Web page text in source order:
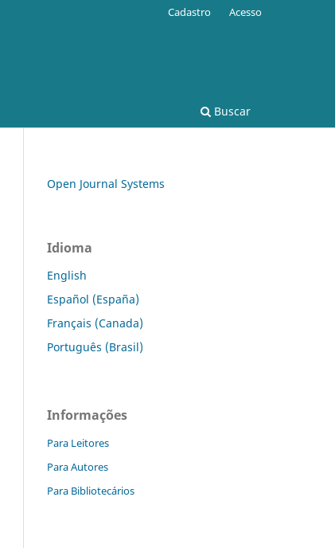
Buscar
Cadastro Acesso
Open Journal Systems
Idioma
English
Español (España)
Français (Canada)
Português (Brasil)
Informações
Para Leitores
Para Autores
Para Bibliotecários